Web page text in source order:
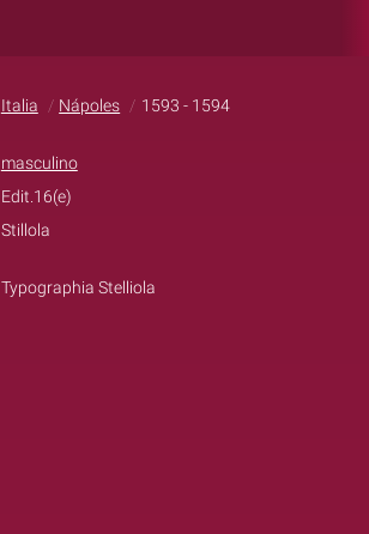
Italia Nápoles 1593 - 1594
masculino
Edit.16(e)
Stillola
Typographia Stelliola